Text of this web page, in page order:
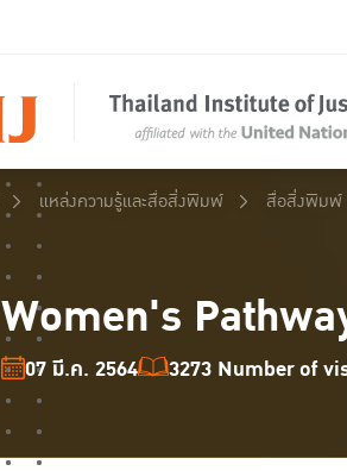
แหล่งความรู้และสื่อสิ่งพิมพ์ สื่อสิ่งพิมพ์
Women's
07 มี.ค. 2564 3273 Number of